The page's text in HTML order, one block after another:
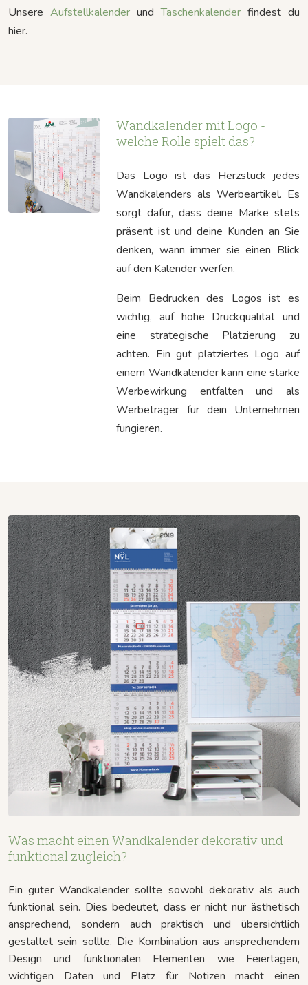
Unsere Aufstellkalender undTaschenkalender findest du
hier.
Wandkalender mit Logo -
welche Rolle spielt das?
Das Logo ist das Herzstück jedes
Wandkalenders als Werbeartikel. Es
sorgt dafür, dass deine Marke stets
präsent ist und deine Kunden an Sie
denken, wann immer sie einen Blick
auf den Kalender werfen.
Beim Bedrucken des Logos ist es
wichtig, auf hohe Druckqualität und
eine strategische Platzierung zu
achten. Ein gut platziertes Logo auf
einem Wandkalender kann eine starke
Werbewirkung entfalten und als
Werbeträger für dein Unternehmen
fungieren.
Was macht einen Wandkalender dekorativ und
funktional zugleich?
Ein guter Wandkalender sollte sowohl dekorativ als auch
funktional sein. Dies bedeutet, dass er nicht nur ästhetisch
ansprechend, sondern auch praktisch und übersichtlich
gestaltet sein sollte. Die Kombination aus ansprechendem
Design und funktionalen Elementen wie Feiertagen,
wichtigen Daten und Platz für Notizen macht einen